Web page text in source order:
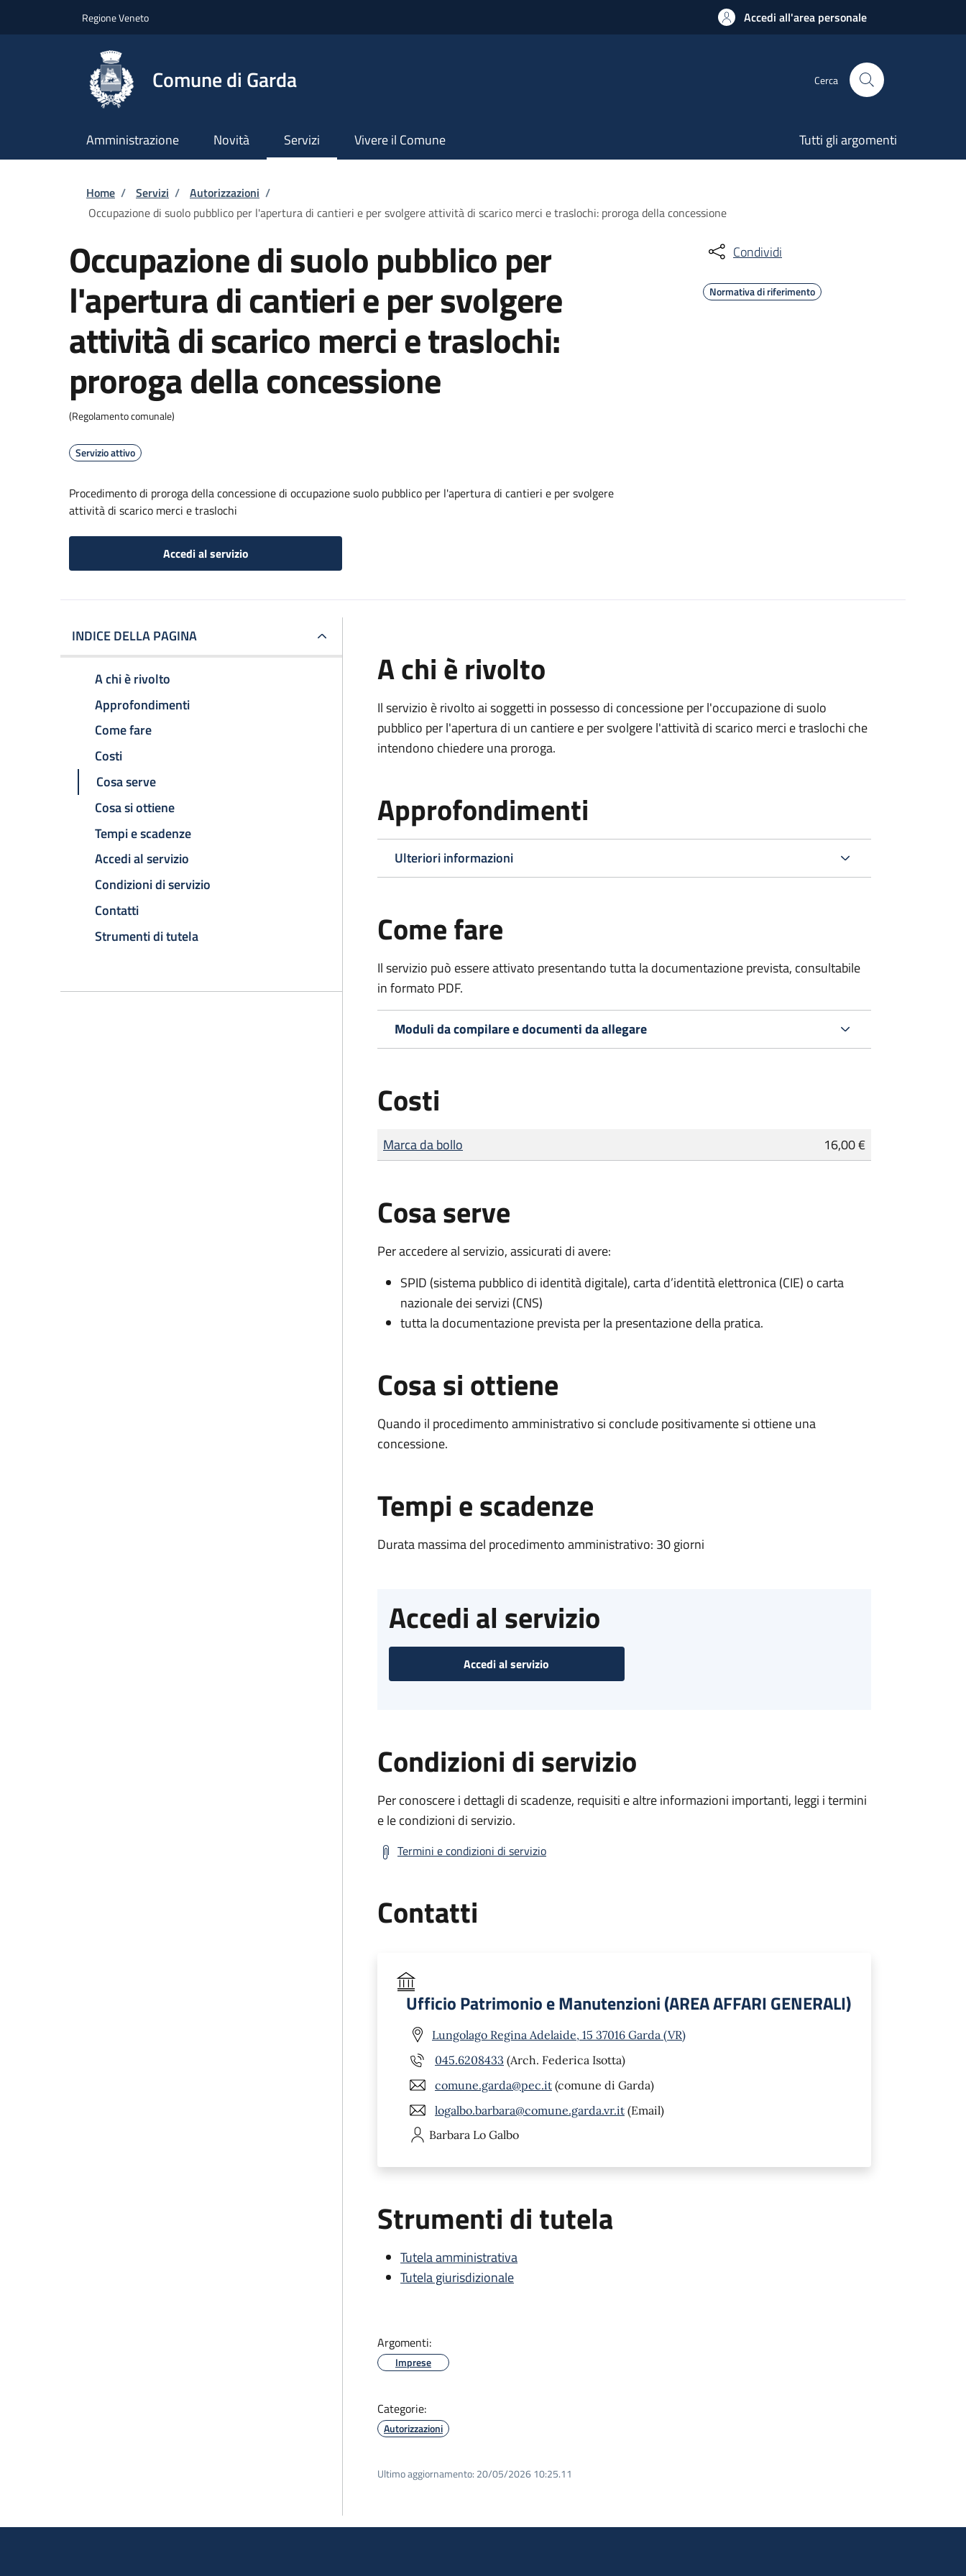
Regione Veneto Accedi all'area personale
Comune di Garda Cerca
Amministrazione Novità Servizi Vivere il Comune Tutti gli argomenti
Briciole di pane
Home / Servizi / Autorizzazioni /
Occupazione di suolo pubblico per l'apertura di cantieri e per svolgere attività di scarico merci e traslochi: proroga della concessione
Occupazione di suolo pubblico per
l'apertura di cantieri e per svolgere
attività di scarico merci e traslochi:
proroga della concessione
(Regolamento comunale)
Servizio attivo
Procedimento di proroga della concessione di occupazione suolo pubblico per l'apertura di cantieri e per svolgere
attività di scarico merci e traslochi
Accedi al servizio
Condividi
Normativa di riferimento
INDICE DELLA PAGINA
A chi è rivolto
Approfondimenti
Come fare
Costi
Cosa serve
Cosa si ottiene
Tempi e scadenze
Accedi al servizio
Condizioni di servizio
Contatti
Strumenti di tutela
A chi è rivolto
Il servizio è rivolto ai soggetti in possesso di concessione per l'occupazione di suolo
pubblico per l'apertura di un cantiere e per svolgere l'attività di scarico merci e traslochi che
intendono chiedere una proroga.
Approfondimenti
Ulteriori informazioni
Come fare
Il servizio può essere attivato presentando tutta la documentazione prevista, consultabile
in formato PDF.
Moduli da compilare e documenti da allegare
Costi
Tipo di pagamento
Importo
Marca da bollo 16,00 €
Cosa serve
Per accedere al servizio, assicurati di avere:
SPID (sistema pubblico di identità digitale), carta d’identità elettronica (CIE) o carta
nazionale dei servizi (CNS)
tutta la documentazione prevista per la presentazione della pratica.
Cosa si ottiene
Quando il procedimento amministrativo si conclude positivamente si ottiene una
concessione.
Tempi e scadenze
Durata massima del procedimento amministrativo: 30 giorni
Accedi al servizio
Accedi al servizio
Condizioni di servizio
Per conoscere i dettagli di scadenze, requisiti e altre informazioni importanti, leggi i termini
e le condizioni di servizio.
Termini e condizioni di servizio
Contatti
Ufficio Patrimonio e Manutenzioni (AREA AFFARI GENERALI)
Lungolago Regina Adelaide, 15 37016 Garda (VR)
045.6208433 (Arch. Federica Isotta)
comune.garda@pec.it (comune di Garda)
logalbo.barbara@comune.garda.vr.it (Email)
Barbara Lo Galbo
Strumenti di tutela
Tutela amministrativa
Tutela giurisdizionale
Argomenti:
Imprese
Categorie:
Autorizzazioni
Ultimo aggiornamento: 20/05/2026 10:25.11